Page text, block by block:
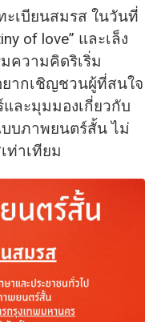
เบียนสมรส ในวันที่
of love” และเล็ง
ความคิดริเริ่ม
ยากเชิญชวนผู้ที่สนใจ
และมุมมองเกี่ยวกับ
บบภาพยนตร์สั้น ไม่
ท่าเทียม